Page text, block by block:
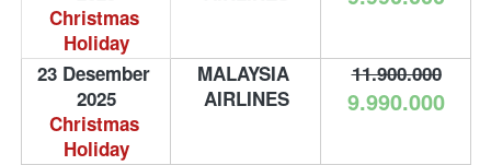
Christmas
Holiday
23 Desember
2025
Christmas
Holiday
MALAYSIA
AIRLINES
11.900.000
9.990.000